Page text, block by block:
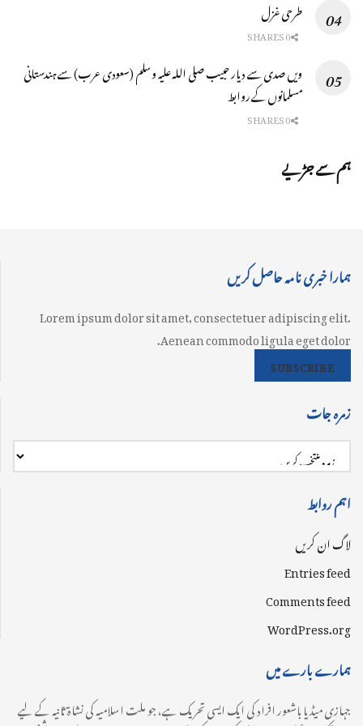
طرحی غزل
ویں صدی سے دیار حبیب صلی اللہ علیہ وسلم (سعودی عرب) سے ہندستانی
مسلمانوں کے روابط
ہم سے جڑیے
ہمارا خبری نامہ حاصل کریں
Lorem ipsum dolor sit amet, consectetuer adipiscing elit.
Aenean commodo ligula eget dolor.
SUBSCRIBE
زمرہ جات
اہم روابط
لاگ ان کریں
Entries feed
Comments feed
WordPress.org
ہمارے بارے میں
جہازی میڈیا باشعور افراد کی ایک ایسی تحریک ہے، جو ملت اسلامیہ کی نشاۃ ثانیہ کے لیے